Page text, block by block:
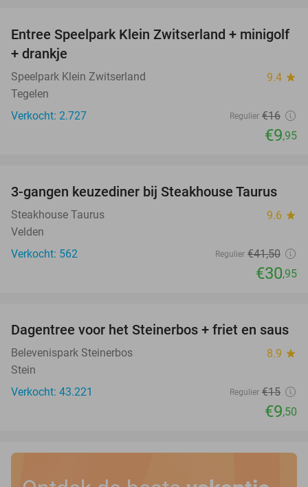
38%
Entree Speelpark Klein Zwitserland + minigolf
+ drankje
Speelpark Klein Zwitserland 9.4 star
Tegelen
Verkocht: 2.727
Regulier €16
€9,95
25%
3-gangen keuzediner bij Steakhouse Taurus
Steakhouse Taurus 9.6 star
Velden
Verkocht: 562
Regulier €41,50
€30,95
37%
Dagentree voor het Steinerbos + friet en saus
Belevenispark Steinerbos 8.9 star
Stein
Verkocht: 43.221
Regulier €15
€9,50